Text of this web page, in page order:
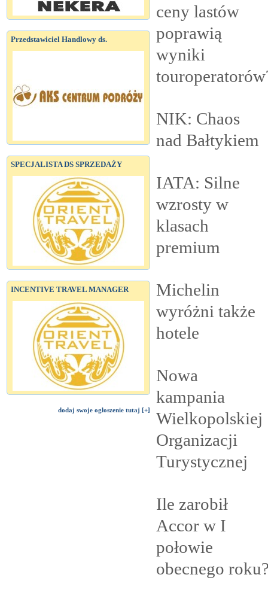
Przedstawiciel Handlowy ds.
SPECJALISTA DS SPRZEDAŻY
INCENTIVE TRAVEL MANAGER
dodaj swoje ogłoszenie tutaj [+]
ceny lastów
poprawią
wyniki
NIK: Chaos
nad Bałtykiem
IATA: Silne
wzrosty w
klasach
premium
Michelin
wyróżni także
hotele
Nowa
kampania
Wielkopolskiej
Organizacji
Turystycznej
Ile zarobił
Accor w I
połowie
obecnego